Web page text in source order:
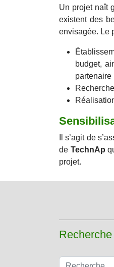
Un projet naît
existent des
envisagée. Le
budget,
partenaire
Il s’agit de
de TechnAp
projet.
Recherche
Rechercher